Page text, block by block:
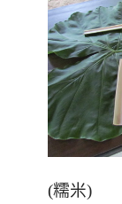
(糯米)